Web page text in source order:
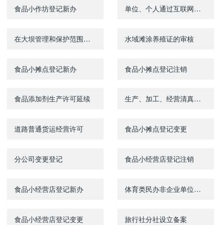
食品小作坊登记新办 单位、个人通过互联网等信息网络从事出版物发行业务的备案
在大坝管理和保护范围内修建码头、渔塘许可 水域滩涂养殖证的审核
食品小摊点登记新办 食品小摊点登记注销
食品添加剂生产许可延续 生产、加工、经营清真食品审批
道路普通货运经营许可 食品小摊点登记变更
分公司变更登记 食品小经营店登记注销
食品小经营店登记新办 体育类民办非企业单位申请登记审查
食品小经营店登记变更 旅行社分社设立备案